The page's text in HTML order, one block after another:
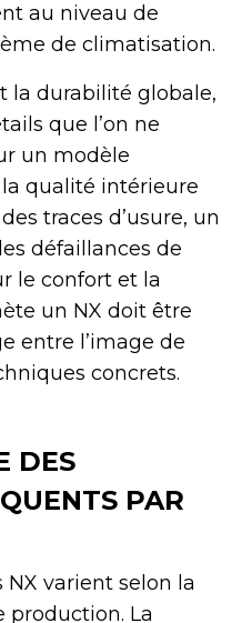
au niveau de
de climatisation.
la durabilité globale,
que l’on ne
un modèle
qualité intérieure
traces d’usure, un
défaillances de
le confort et la
un NX doit être
entre l’image de
concrets.
DES
PAR
NX varient selon la
production. La